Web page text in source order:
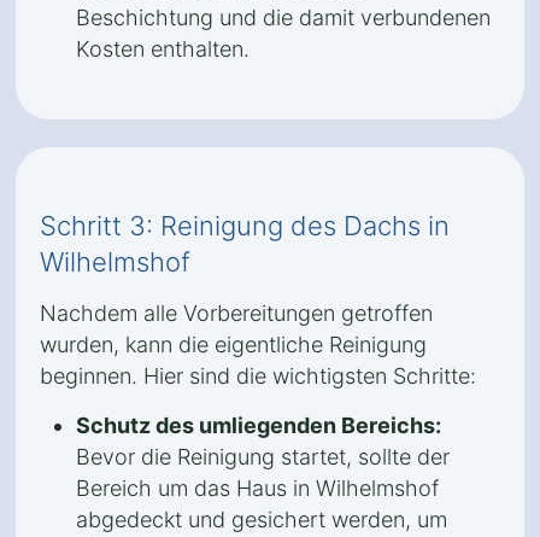
Beschichtung und die damit verbundenen
Kosten enthalten.
Schritt 3: Reinigung des Dachs in
Wilhelmshof
Nachdem alle Vorbereitungen getroffen
wurden, kann die eigentliche Reinigung
beginnen. Hier sind die wichtigsten Schritte:
Schutz des umliegenden Bereichs:
Bevor die Reinigung startet, sollte der
Bereich um das Haus in Wilhelmshof
abgedeckt und gesichert werden, um